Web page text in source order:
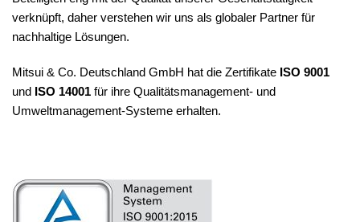
verknüpft, daher verstehen wir uns als globaler Partner für
nachhaltige Lösungen.
Mitsui & Co. Deutschland GmbH hat die Zertifikate ISO 9001
und ISO 14001 für ihre Qualitätsmanagement- und
Umweltmanagement-Systeme erhalten.